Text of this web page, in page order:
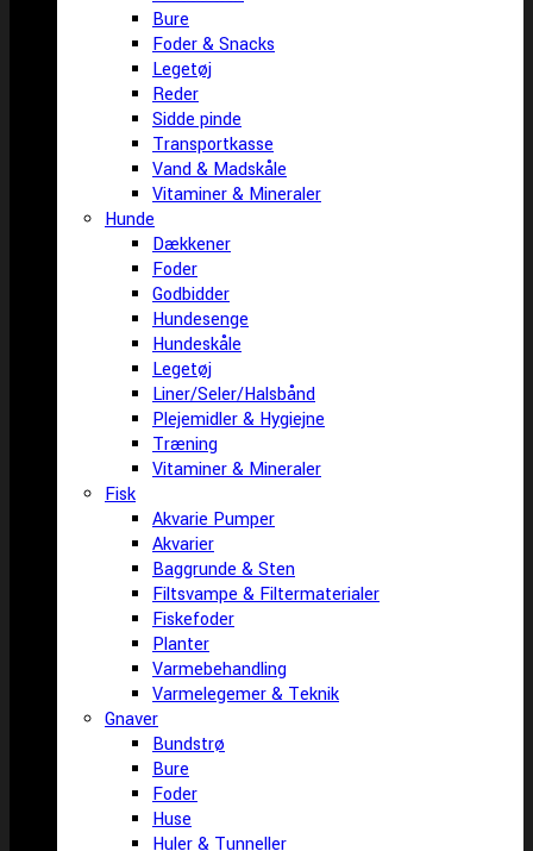
Bure
Foder & Snacks
Legetøj
Reder
Sidde pinde
Transportkasse
Vand & Madskåle
Vitaminer & Mineraler
Hunde
Dækkener
Foder
Godbidder
Hundesenge
Hundeskåle
Legetøj
Liner/Seler/Halsbånd
Plejemidler & Hygiejne
Træning
Vitaminer & Mineraler
Fisk
Akvarie Pumper
Akvarier
Baggrunde & Sten
Filtsvampe & Filtermaterialer
Fiskefoder
Planter
Varmebehandling
Varmelegemer & Teknik
Gnaver
Bundstrø
Bure
Foder
Huse
Huler & Tunneller